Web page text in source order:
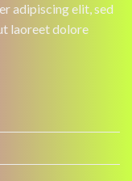
adipiscing elit, sed
laoreet dolore